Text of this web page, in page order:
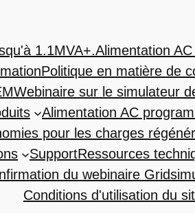
1.1MVA+.Alimentation
Politique en matière de
Webinaire sur le simulateur
Alimentation AC
pour les charges
SupportRessources
du webinaire
Conditions d'utilisation du